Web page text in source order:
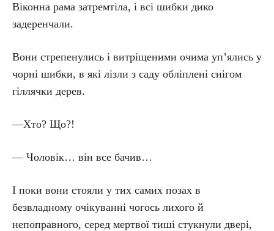
Віконна рама затремтіла, і всі шибки дико
задеренчали.
Вони стрепенулись і витріщеними очима уп’ялись у
чорні шибки, в які лізли з саду обліплені снігом
гіллячки дерев.
—Хто? Що?!
— Чоловік… він все бачив…
І поки вони стояли у тих самих позах в
безвладному очікуванні чогось лихого й
непоправного, серед мертвої тиші стукнули двері,